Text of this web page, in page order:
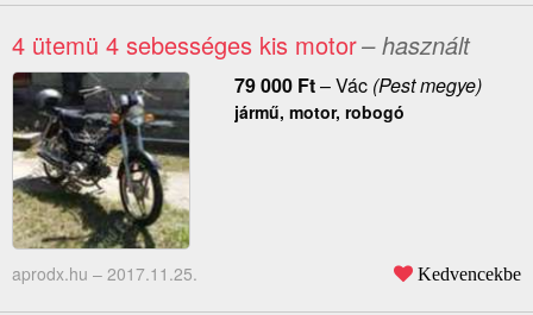
4 ütemü 4 sebességes kis motor– használt
79 000 Ft–Vác(Pest megye)
jármű, motor, robogó
aprodx.hu – 2017.11.25. Kedvencekbe